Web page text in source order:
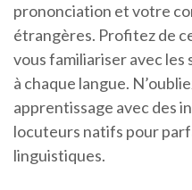
prononciation et votre
étrangères. Profitez de
vous familiariser avec
à chaque langue.
apprentissage avec des
locuteurs natifs pour
linguistiques.